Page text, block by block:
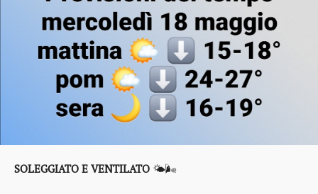
SOLEGGIATO E VENTILATO 🌤️🌬️